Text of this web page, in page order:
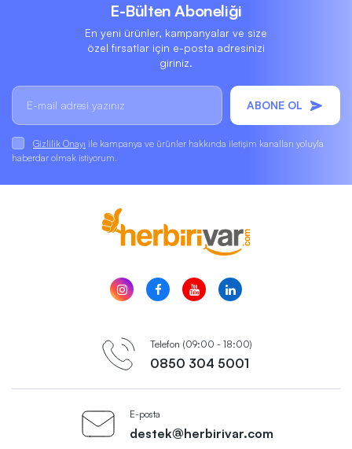
E-Bülten Aboneliği
En yeni ürünler, kampanyalar ve size
özel fırsatlar için e-posta adresinizi
giriniz.
ABONE OL
Gizlilik Onayı ile kampanya ve ürünler hakkında iletişim kanalları yoluyla
haberdar olmak istiyorum.
Telefon (09:00 - 18:00)
0850 304 5001
E-posta
destek@herbirivar.com